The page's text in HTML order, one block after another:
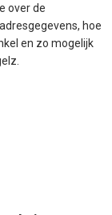
over de
hoe
en zo mogelijk